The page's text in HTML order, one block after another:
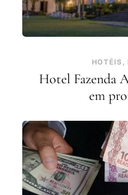
HOTÉIS,
Hotel Fazenda
em